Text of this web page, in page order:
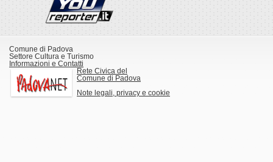
Comune di Padova
Settore Cultura e Turismo
Informazioni e Contatti
Rete Civica del
Comune di Padova
Note legali, privacy e cookie